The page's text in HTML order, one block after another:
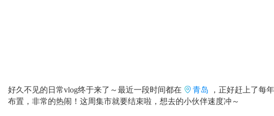
好久不见的日常vlog终于来了～最近一段时间都在 青岛
，正好赶上了每
布置，非常的热闹！这周集市就要结束啦，想去的小伙伴速度冲～